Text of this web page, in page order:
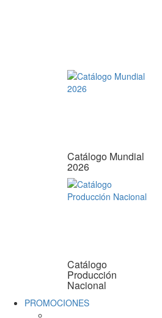
Catálogo Mundial
2026
Catálogo
Producción
Nacional
PROMOCIONES